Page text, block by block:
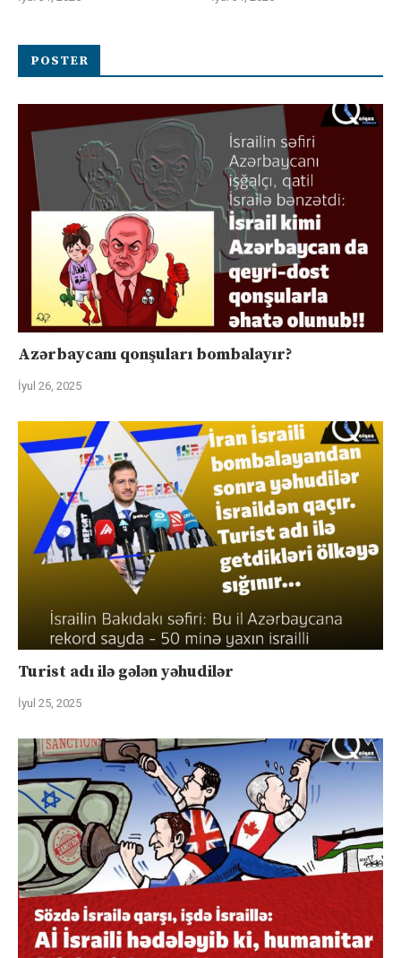
POSTER
Azərbaycanı qonşuları bombalayır?
İyul 26, 2025
Turist adı ilə gələn yəhudilər
İyul 25, 2025